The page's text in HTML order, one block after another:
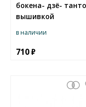
бокена- дзё-
вышивкой
в наличии
710